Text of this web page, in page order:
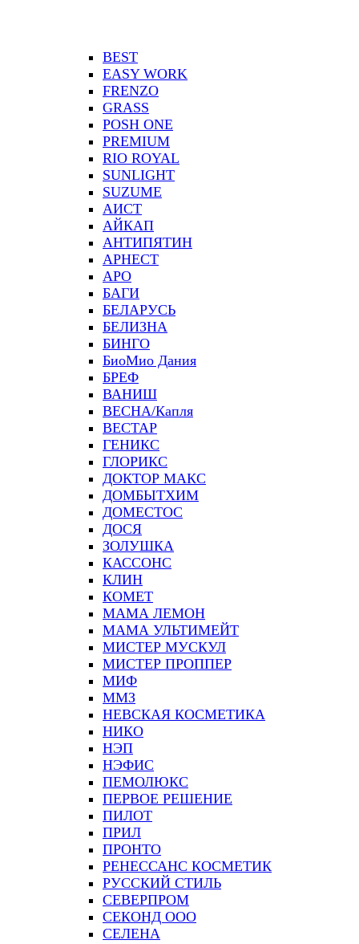
BEST
EASY WORK
FRENZO
GRASS
POSH ONE
PREMIUM
RIO ROYAL
SUNLIGHT
SUZUME
АИСТ
АЙКАП
АНТИПЯТИН
АРНЕСТ
АРО
БАГИ
БЕЛАРУСЬ
БЕЛИЗНА
БИНГО
БиоМио Дания
БРЕФ
ВАНИШ
ВЕСНА/Капля
ВЕСТАР
ГЕНИКС
ГЛОРИКС
ДОКТОР МАКС
ДОМБЫТХИМ
ДОМЕСТОС
ДОСЯ
ЗОЛУШКА
КАССОНС
КЛИН
КОМЕТ
МАМА ЛЕМОН
МАМА УЛЬТИМЕЙТ
МИСТЕР МУСКУЛ
МИСТЕР ПРОППЕР
МИФ
ММЗ
НЕВСКАЯ КОСМЕТИКА
НИКО
НЭП
НЭФИС
ПЕМОЛЮКС
ПЕРВОЕ РЕШЕНИЕ
ПИЛОТ
ПРИЛ
ПРОНТО
РЕНЕССАНС КОСМЕТИК
РУССКИЙ СТИЛЬ
СЕВЕРПРОМ
СЕКОНД ООО
СЕЛЕНА